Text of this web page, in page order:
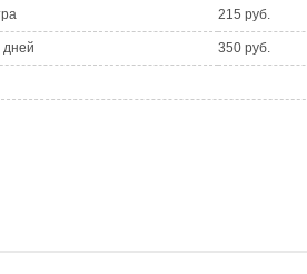
215 руб.
дней 350 руб.